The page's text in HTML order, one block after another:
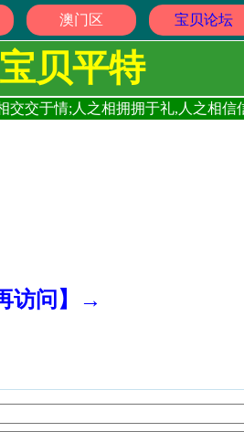
澳门区 宝贝论坛
宝贝平特
交交于情;人之相拥拥于礼,人之相信
访问】→